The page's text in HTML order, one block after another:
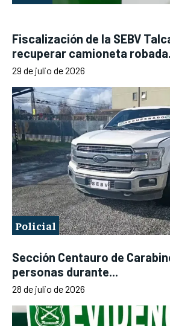
Fiscalización de la SEBV
recuperar camioneta
29 de julio de 2026
Policial
Sección Centauro de
personas durante...
28 de julio de 2026